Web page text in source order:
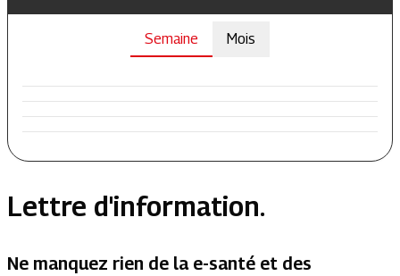
Semaine Mois
Lettre d'information.
Ne manquez rien de la e-santé et des